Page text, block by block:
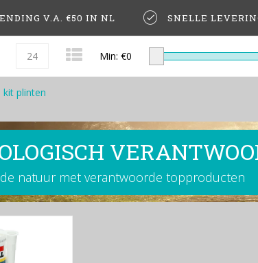
V.A. €50 IN NL SNELLE
24 Min: €0
plinten
natuur met verantwoorde topproducten